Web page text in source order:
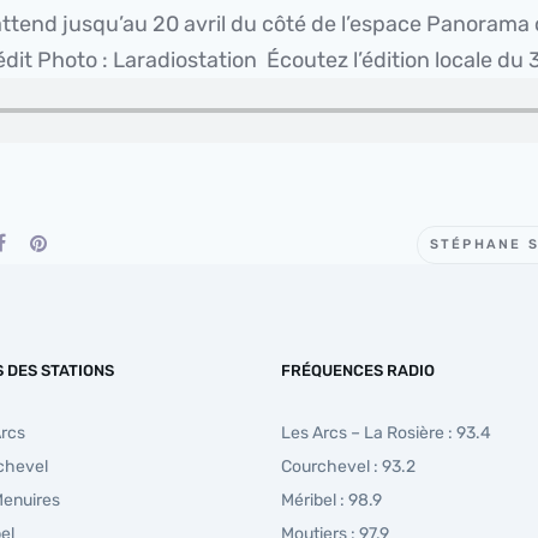
jusqu’au 20 avril du côté de l’espace Panorama
Photo : Laradiostation Écoutez l’édition locale du
STÉPHANE
DES STATIONS FRÉQUENCES RADIO
Les Arcs – La Rosière : 93.4
Courchevel : 93.2
Méribel : 98.9